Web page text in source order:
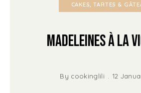
CAKES, TARTES &
Madeleines à la
By cookinglili 12